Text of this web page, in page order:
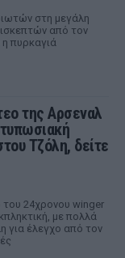
στη μεγάλη
από τον
πυρκαγιά
της Αρσεναλ
Τζόλη, δείτε
24χρονου winger
με πολλά
για έλεγχο από τον